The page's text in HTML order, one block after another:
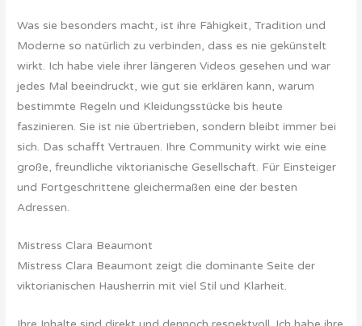
Was sie besonders macht, ist ihre Fähigkeit, Tradition und
Moderne so natürlich zu verbinden, dass es nie gekünstelt
wirkt. Ich habe viele ihrer längeren Videos gesehen und war
jedes Mal beeindruckt, wie gut sie erklären kann, warum
bestimmte Regeln und Kleidungsstücke bis heute
faszinieren. Sie ist nie übertrieben, sondern bleibt immer bei
sich. Das schafft Vertrauen. Ihre Community wirkt wie eine
große, freundliche viktorianische Gesellschaft. Für Einsteiger
und Fortgeschrittene gleichermaßen eine der besten
Adressen.
Mistress Clara Beaumont
Mistress Clara Beaumont zeigt die dominante Seite der
viktorianischen Hausherrin mit viel Stil und Klarheit.